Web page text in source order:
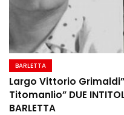
BARLETTA
Largo Vittorio
Titomanlio” DUE
BARLETTA